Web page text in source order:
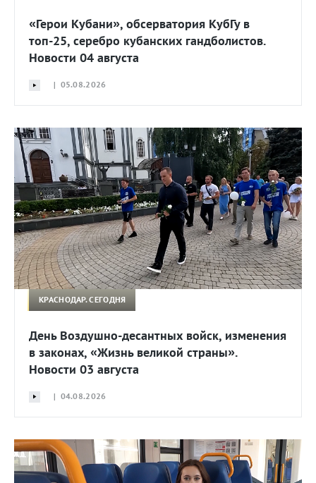
«Герои Кубани», обсерватория КубГу в
топ-25, серебро кубанских гандболистов.
Новости 04 августа
| 05.08.2026
КРАСНОДАР. СЕГОДНЯ
День Воздушно-десантных войск, изменения
в законах, «Жизнь великой страны».
Новости 03 августа
| 04.08.2026